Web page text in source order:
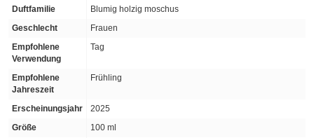
Duftfamilie
Blumig holzig moschus
Geschlecht
Frauen
Empfohlene
Verwendung
Tag
Empfohlene
Jahreszeit
Frühling
Erscheinungsjahr
2025
Größe
100 ml